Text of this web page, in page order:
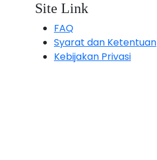
Site Link
FAQ
Syarat dan Ketentuan
Kebijakan Privasi